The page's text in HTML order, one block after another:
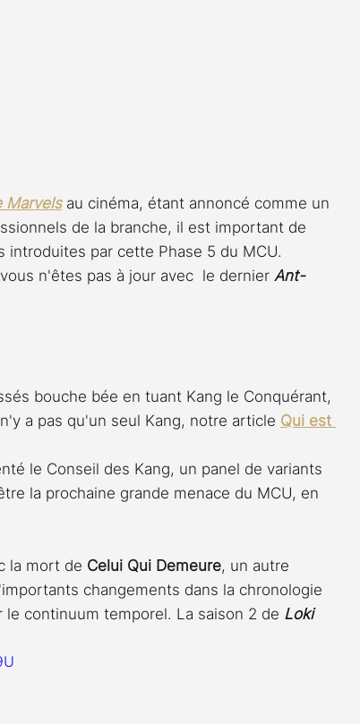
Marvels au cinéma, étant annoncé comme un
de la branche, il est important de
introduites par cette Phase 5 du MCU.
n'êtes pas à jour avec  le dernier Ant-
bouche bée en tuant Kang le Conquérant,
a pas qu'un seul Kang, notre article Qui est
le Conseil des Kang, un panel de variants
la prochaine grande menace du MCU, en
la mort de Celui Qui Demeure, un autre
changements dans la chronologie
continuum temporel. La saison 2 de Loki